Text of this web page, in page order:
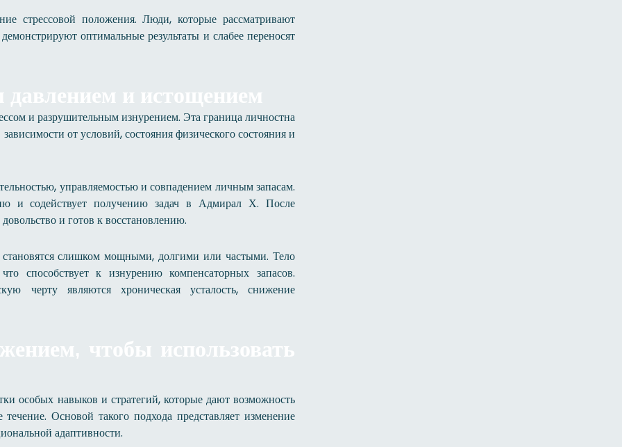
стрессовой положения. Люди, которые рассматривают
оптимальные результаты и слабее переносят
и истощением
и разрушительным изнурением. Эта граница личностна
от условий, состояния физического состояния и
управляемостью и совпадением личным запасам.
и содействует получению задач в Адмирал Х. После
и готов к восстановлению.
слишком мощными, долгими или частыми. Тело
способствует к изнурению компенсаторных запасов.
черту являются хроническая усталость, снижение
чтобы использовать
особых навыков и стратегий, которые дают возможность
Основой такого подхода представляет изменение
адаптивности.